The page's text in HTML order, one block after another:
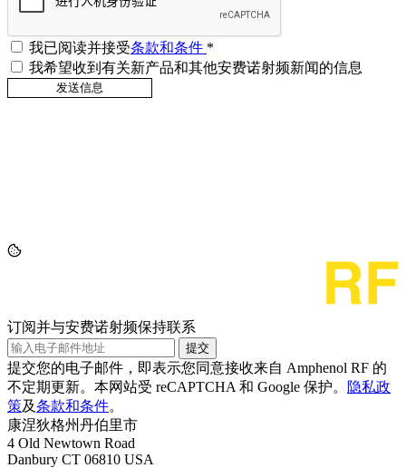
我已阅读并接受条款和条件 *
我希望收到有关新产品和其他安费诺射频新闻的信息
订阅并与安费诺射频保持联系
提交
提交您的电子邮件，即表示您同意接收来自 Amphenol RF 的
不定期更新。本网站受 reCAPTCHA 和 Google 保护。
隐私政
策及条款和条件。
康涅狄格州丹伯里市
4 Old Newtown Road
Danbury CT 06810 USA